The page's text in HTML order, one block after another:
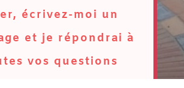
écrivez-moi un
et je répondrai à
vos questions